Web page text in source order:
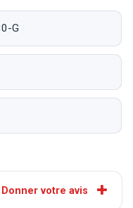
G
Donner votre avis